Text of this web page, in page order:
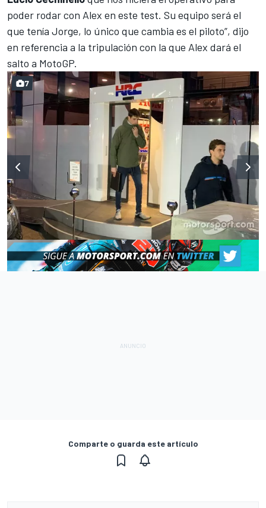
poder rodar con Alex en este test. Su equipo será el
que tenía Jorge, lo único que cambia es el piloto”, dijo
en referencia a la tripulación con la que Alex dará el
salto a MotoGP.
7
Comparte o guarda este artículo